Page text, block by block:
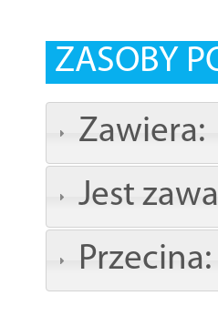
ZASOBY
Zawiera:
Jest
Przecina: